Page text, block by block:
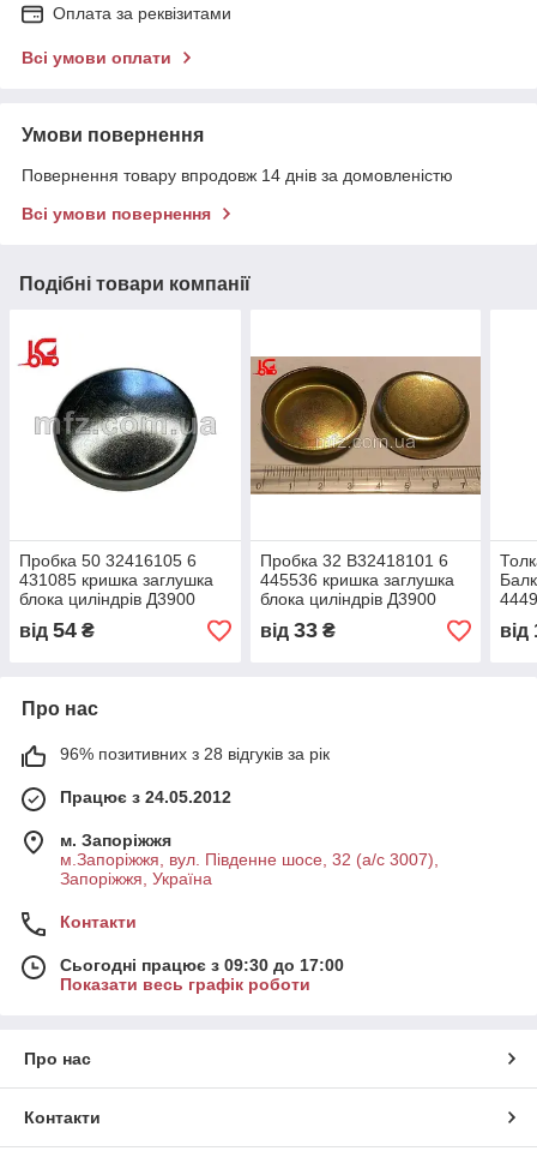
Оплата за реквізитами
Всі умови оплати
Умови повернення
Повернення товару впродовж 14 днів за домовленістю
Всі умови повернення
Подібні товари компанії
Пробка 50 32416105 6
431085 кришка заглушка
блока циліндрів Д3900
від 54 ₴
Пробка 32 В32418101 6
445536 кришка заглушка
блока циліндрів Д3900
від 33₴ від
Про нас
96% позитивних з 28 відгуків за рік
Працює з 24.05.2012
м. Запоріжжя
м.Запоріжжя, вул. Південне шосе, 32 (а/с 3007),
Запоріжжя, Україна
Контакти
Сьогодні працює з 09:30 до 17:00
Показати весь графік роботи
Про нас
Контакти